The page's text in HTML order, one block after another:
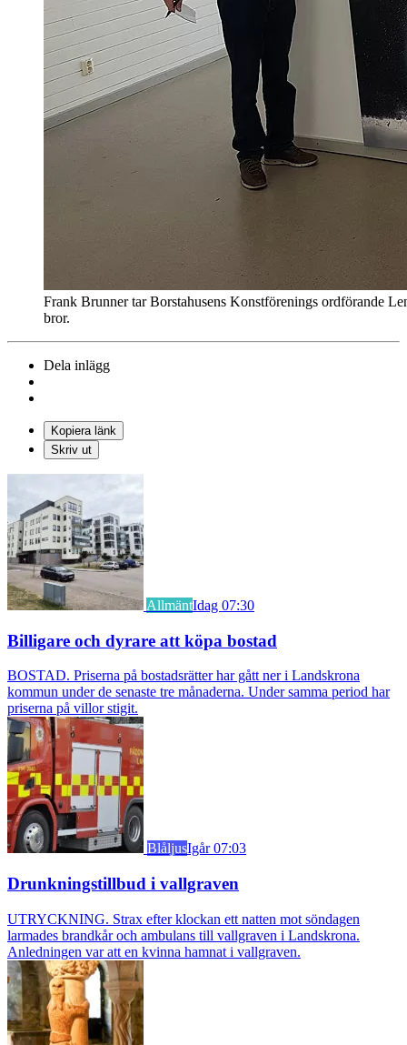
Frank Brunner tar Borstahusens Konstförenings ordförande
bror.
Dela inlägg
Kopiera länk
Skriv ut
AllmäntIdag 07:30
Billigare och dyrare att köpa bostad
BOSTAD. Priserna på bostadsrätter har gått ner i Landskrona
kommun under de senaste tre månaderna. Under samma period har
priserna på villor stigit.
BlåljusIgår 07:03
Drunkningstillbud i vallgraven
UTRYCKNING. Strax efter klockan ett natten mot söndagen
larmades brandkår och ambulans till vallgraven i Landskrona.
Anledningen var att en kvinna hamnat i vallgraven.